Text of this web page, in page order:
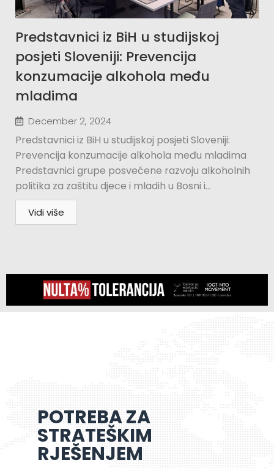
Predstavnici iz BiH u studijskoj
posjeti Sloveniji: Prevencija
konzumacije alkohola među
mladima
December 2, 2024
Predstavnici iz BiH u studijskoj posjeti Sloveniji:
Prevencija konzumacije alkohola među mladima
Predstavnici grupe posvećene razvoju alkoholnih
politika za zaštitu djece i mladih u Bosni i...
Vidi više
POTREBA ZA
STRATEŠKIM
RJEŠENJEM